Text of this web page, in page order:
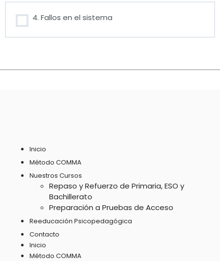
4. Fallos en el sistema
Inicio
Método COMMA
Nuestros Cursos
Repaso y Refuerzo de Primaria, ESO y
Bachillerato
Preparación a Pruebas de Acceso
Reeducación Psicopedagógica
Contacto
Inicio
Método COMMA